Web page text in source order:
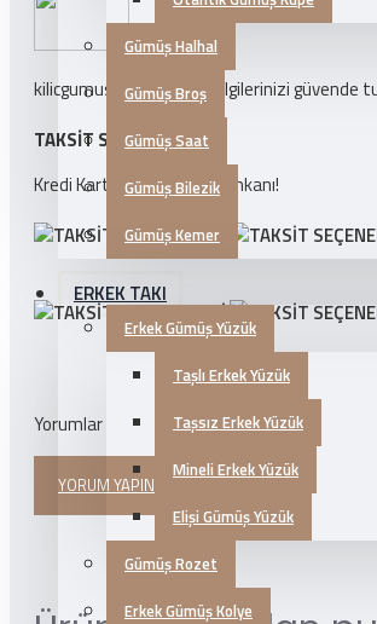
Gümüş Halhal
Gümüş Broş
Gümüş Saat
Gümüş Bilezik
Gümüş Kemer
ERKEK TAKI
Erkek Gümüş Yüzük
Taşlı Erkek Yüzük
Taşsız Erkek Yüzük
Mineli Erkek Yüzük
Elişi Gümüş Yüzük
Gümüş Rozet
Erkek Gümüş Kolye
kilicgumus.com ödeme bilgilerinizi güvende
TAKSIT SEÇENEKLERI
Kredi Kartlarına 3 Taksit İmkanı!
Yorumlar
YORUM YAPINIZ